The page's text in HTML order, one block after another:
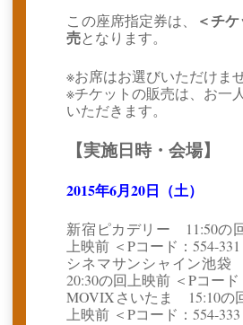
この座席指定券は、
＜チ
売となります。
※お席はお選びいただけませ
※チケットの販売は、お一
いただきます。
【実施日時・会場】
2015年6月20日（土）
新宿ピカデリー 11:50の
上映前 ＜Pコード：554-331
シネマサンシャイン池袋
20:30の回上映前 ＜Pコード
MOVIXさいたま 15:10の
上映前 ＜Pコード：554-333